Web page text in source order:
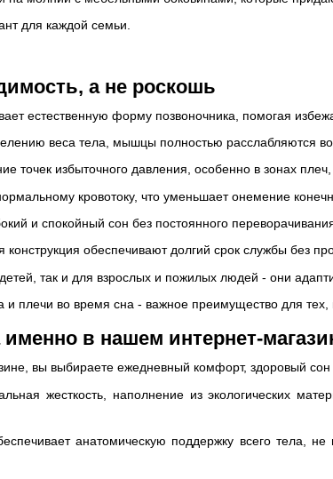
для каждой семьи.
а не роскошь
естественную форму позвоночника, помогая
веса тела, мышцы полностью расслабляются во
точек избыточного давления, особенно в зонах
кровотоку, что уменьшает онемение
и спокойный сон без постоянного
обеспечивают долгий срок службы без
так и для взрослых и пожилых людей - они
плечи во время сна - важное преимущество для тех,
в нашем интернет-
вы выбираете ежедневный комфорт, здоровый
жесткость, наполнение из экологических
анатомическую поддержку всего тела,